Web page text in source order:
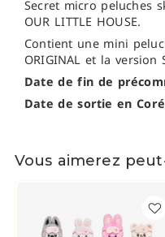
Secret micro peluches
OUR LITTLE HOUSE.
Contient une mini
ORIGINAL et la version
Date de fin de
Date de sortie en
Vous aimerez